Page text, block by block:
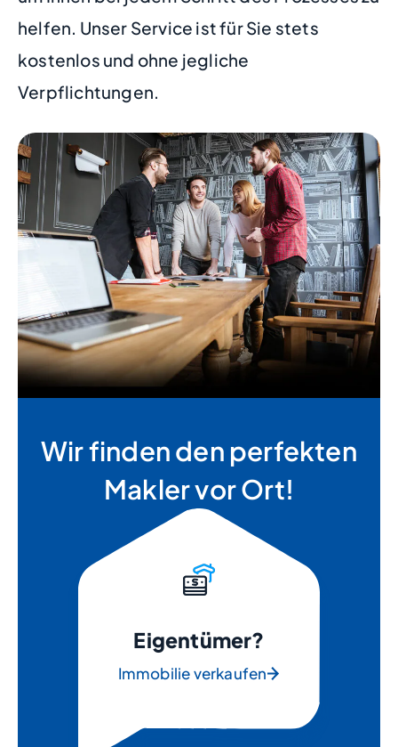
helfen. Unser Service ist für Sie stets
kostenlos und ohne jegliche
Verpflichtungen.
Wir finden den perfekten
Makler vor Ort!
Eigentümer?
Immobilie verkaufen